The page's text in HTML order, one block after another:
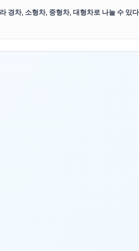
경차, 소형차, 중형차, 대형차로 나눌 수 있